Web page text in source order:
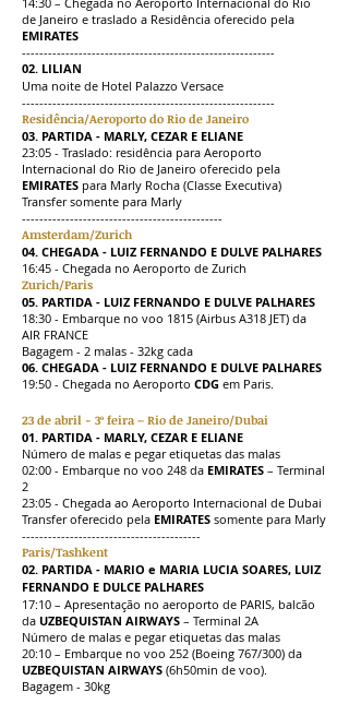
de Janeiro e traslado a Residência oferecido pela
EMIRATES
----------------------------------------------------------
02. LILIAN
Uma noite de Hotel Palazzo Versace
----------------------------------------------------------
Residência/Aeroporto do Rio de Janeiro
03. PARTIDA - MARLY, CEZAR E ELIANE
23:05 - Traslado: residência para Aeroporto
Internacional do Rio de Janeiro oferecido pela
EMIRATES para Marly Rocha (Classe Executiva)
Transfer somente para Marly
----------------------------------------------
Amsterdam/Zurich
04. CHEGADA - LUIZ FERNANDO E DULVE PALHARES
16:45 - Chegada no Aeroporto de Zurich
Zurich/Paris
05. PARTIDA - LUIZ FERNANDO E DULVE PALHARES
18:30 - Embarque no voo 1815 (Airbus A318 JET) da
AIR FRANCE
Bagagem - 2 malas - 32kg cada
06. CHEGADA - LUIZ FERNANDO E DULVE PALHARES
19:50 - Chegada no Aeroporto CDG em Paris.
23 de abril - 3ª feira – Rio de Janeiro/Dubai
01. PARTIDA - MARLY, CEZAR E ELIANE
Número de malas e pegar etiquetas das malas
02:00 - Embarque no voo 248 da EMIRATES – Terminal
2
23:05 - Chegada ao Aeroporto Internacional de Dubai
Transfer oferecido pela EMIRATES somente para Marly
-----------------------------------------
Paris/Tashkent
02. PARTIDA - MARIO e MARIA LUCIA SOARES, LUIZ
FERNANDO E DULCE PALHARES
17:10 – Apresentação no aeroporto de PARIS, balcão
da UZBEQUISTAN AIRWAYS – Terminal 2A
Número de malas e pegar etiquetas das malas
20:10 – Embarque no voo 252 (Boeing 767/300) da
UZBEQUISTAN AIRWAYS (6h50min de voo).
Bagagem - 30kg